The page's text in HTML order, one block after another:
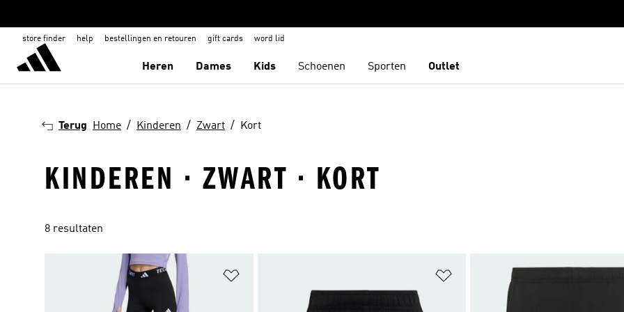
store finder help bestellingen en retouren gift cards word lid
Heren Dames Kids Schoenen Sporten Outlet
Terug Home Kinderen Zwart Kort
KINDEREN · ZWART · KORT
8 resultaten
Op verlanglijst zetten